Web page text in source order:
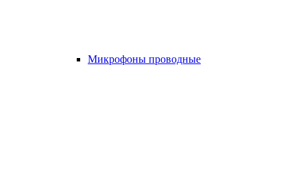
Микрофоны проводные